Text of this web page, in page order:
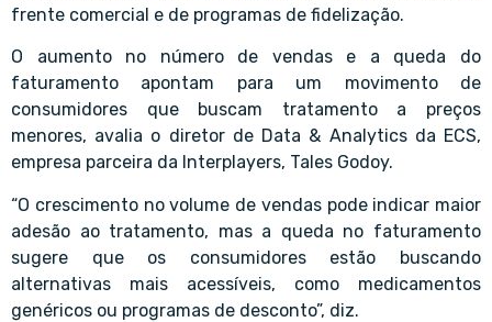
frente comercial e de programas de fidelização.
O aumento no número de vendas e a queda do
faturamento apontam para um movimento de
consumidores que buscam tratamento a preços
menores, avalia o diretor de Data & Analytics da ECS,
empresa parceira da Interplayers, Tales Godoy.
“O crescimento no volume de vendas pode indicar maior
adesão ao tratamento, mas a queda no faturamento
sugere que os consumidores estão buscando
alternativas mais acessíveis, como medicamentos
genéricos ou programas de desconto”, diz.